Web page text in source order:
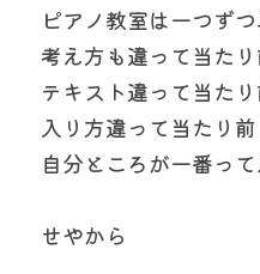
ピアノ教室は一つず
考え方も違って当たり
テキスト違って当たり
入り方違って当たり前
自分ところが一番っ
せやから